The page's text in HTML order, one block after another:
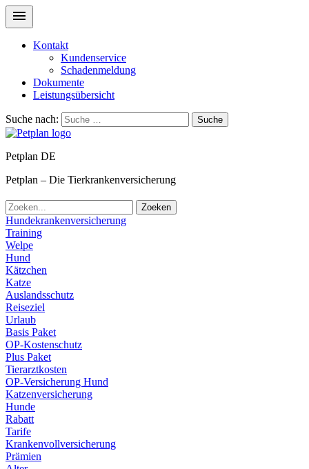
Kontakt
Kundenservice
Schadenmeldung
Dokumente
Leistungsübersicht
Suche nach: Suche
Petplan DE
Petplan – Die Tierkrankenversicherung
Zoeken
Hundekrankenversicherung
Training
Welpe
Hund
Kätzchen
Katze
Auslandsschutz
Reiseziel
Urlaub
Basis Paket
OP-Kostenschutz
Plus Paket
Tierarztkosten
OP-Versicherung Hund
Katzenversicherung
Hunde
Rabatt
Tarife
Krankenvollversicherung
Prämien